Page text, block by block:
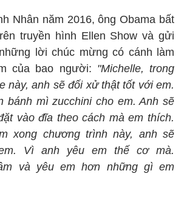
Nhân năm 2016, ông Obama bất
truyền hình Ellen Show và gửi
lời chúc mừng có cánh làm
của bao người: "Michelle, trong
này, anh sẽ đối xử thật tốt với em.
bánh mì zucchini cho em. Anh sẽ
vào đĩa theo cách mà em thích.
xong chương trình này, anh sẽ
Vì anh yêu em thế cơ mà.
và yêu em hơn những gì em